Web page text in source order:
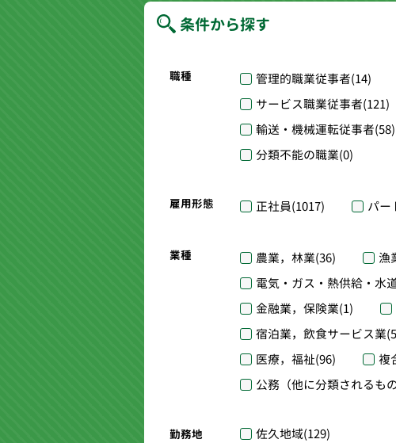
条件から探す
職種 管理的職業従事者(14)
サービス職業従事者(121)
輸送・機械運転従事者(58)
分類不能の職業(0)
雇用形態 正社員(1017) パー
業種 農業，林業(36) 漁
電気・ガス・熱供給・水
金融業，保険業(1)
宿泊業，飲食サービス業
医療，福祉(96) 複
公務（他に分類されるも
勤務地 佐久地域(129)